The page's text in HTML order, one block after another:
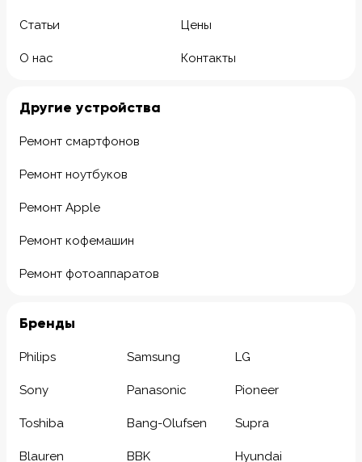
Статьи Цены
О нас Контакты
Другие устройства
Ремонт смартфонов
Ремонт ноутбуков
Ремонт Apple
Ремонт кофемашин
Ремонт фотоаппаратов
Бренды
Philips Samsung LG
Sony Panasonic Pioneer
Toshiba Bang-Olufsen Supra
Blauren BBK Hyundai